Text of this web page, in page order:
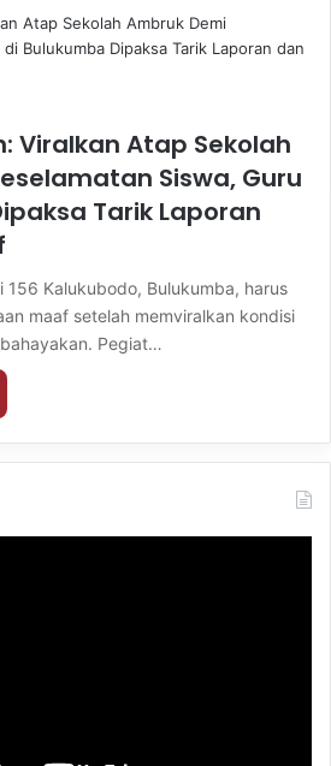
Viralkan Atap Sekolah
Siswa, Guru
Tarik Laporan
156 Kalukubodo, Bulukumba, harus
maaf setelah memviralkan kondisi
Pegiat…